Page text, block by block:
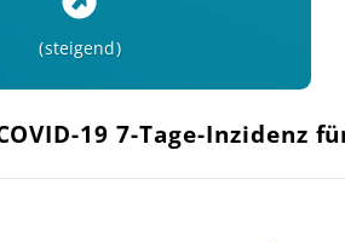
steigend
19 7-Tage-Inzidenz